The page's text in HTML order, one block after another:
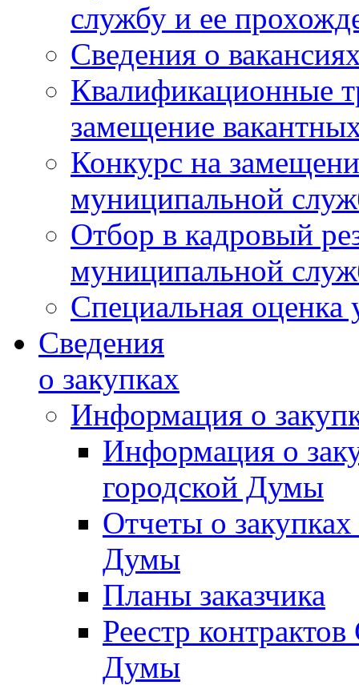
службу и ее
Сведения о
Квалификационные
замещение
Конкурс на
муниципальной
Отбор в кадровый
муниципальной
Специальная оценка
Сведения
о закупках
Информация о
Информация о
городской Думы
Отчеты о
Думы
Планы заказчика
Реестр
Думы